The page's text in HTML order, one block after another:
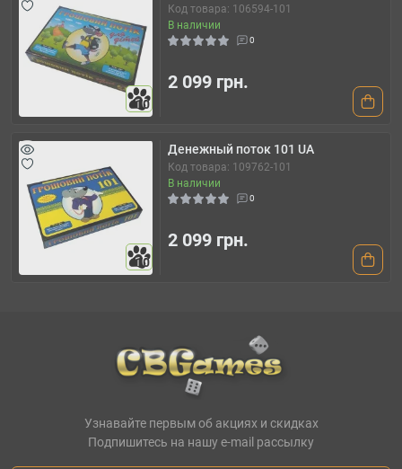
10
Код товара: 106594-101
В наличии
0
2 099 грн.
10
Денежный поток 101 UA
Код товара: 109762-101
В наличии
0
2 099 грн.
Узнавайте первым об акциях и скидках
Подпишитесь на нашу e-mail рассылку